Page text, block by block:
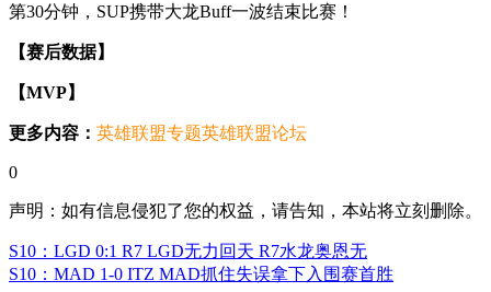
第30分钟，SUP携带大龙Buff一波结束比赛！
【赛后数据】
【MVP】
更多内容： 英雄联盟专题英雄联盟论坛
0
声明：如有信息侵犯了您的权益，请告知，本站将立刻删除。
S10：LGD 0:1 R7 LGD无力回天 R7水龙奥恩无
S10：MAD 1-0 ITZ MAD抓住失误拿下入围赛首胜